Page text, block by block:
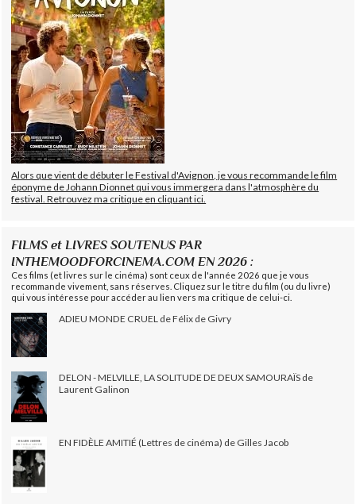
Alors que vient de débuter le Festival d'Avignon, je vous recommande le film
éponyme de Johann Dionnet qui vous immergera dans l'atmosphère du
festival. Retrouvez ma critique en cliquant ici.
FILMS et LIVRES SOUTENUS PAR
INTHEMOODFORCINEMA.COM EN 2026 :
Ces films (et livres sur le cinéma) sont ceux de l'année 2026 que je vous
recommande vivement, sans réserves. Cliquez sur le titre du film (ou du livre)
qui vous intéresse pour accéder au lien vers ma critique de celui-ci.
ADIEU MONDE CRUEL de Félix de Givry
DELON - MELVILLE, LA SOLITUDE DE DEUX SAMOURAÏS de
Laurent Galinon
EN FIDÈLE AMITIÉ (Lettres de cinéma) de Gilles Jacob